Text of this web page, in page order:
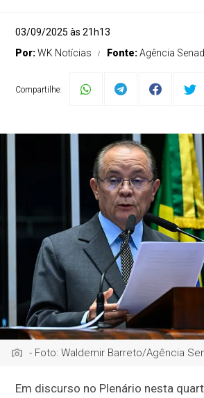
03/09/2025 às 21h13
Por:WK Notícias Fonte:Agência
Compartilhe:
- Foto: Waldemir Barreto/Agência
Em discurso no Plenário nesta